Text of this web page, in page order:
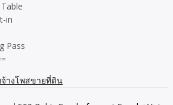
in
Pass
างโพสขายที่ดิน